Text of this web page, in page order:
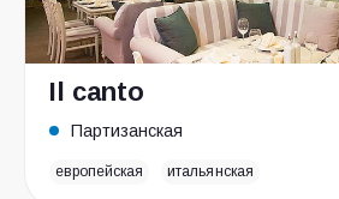
Il canto
Партизанская
европейская итальянская